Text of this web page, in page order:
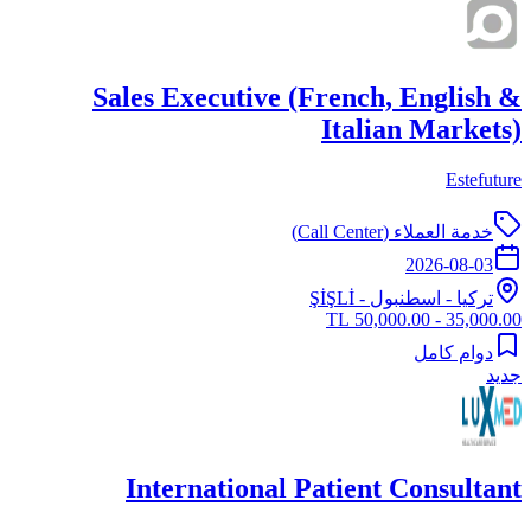
Sales Executive (French, English &
Italian Markets)
Estefuture
خدمة العملاء (Call Center)
2026-08-03
تركيا - اسطنبول - ŞİŞLİ
35,000.00 - 50,000.00 TL
دوام كامل
جديد
International Patient Consultant